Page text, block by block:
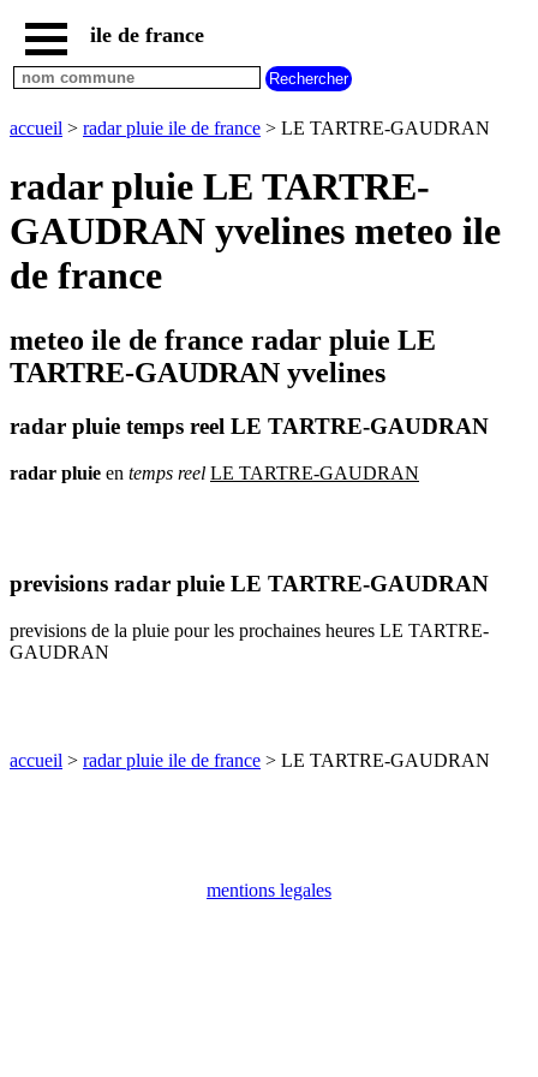
accueil
paris
communes
communes
hauts
de
seine
communes
marne
communes
saint
denis
communes
val
marne
communes
ile de france
accueil > radar pluie ile de france > LE TARTRE-GAUDRAN
radar pluie LE TARTRE-
GAUDRAN yvelines meteo ile
de france
meteo ile de france radar pluie LE
TARTRE-GAUDRAN yvelines
radar pluie temps reel LE TARTRE-GAUDRAN
radar pluie en temps reel LE TARTRE-GAUDRAN
previsions radar pluie LE TARTRE-GAUDRAN
previsions de la pluie pour les prochaines heures LE TARTRE-
GAUDRAN
accueil > radar pluie ile de france > LE TARTRE-GAUDRAN
mentions legales